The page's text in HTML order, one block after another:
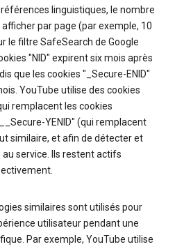
linguistiques, le nombre
par page (par exemple, 10
le filtre SafeSearch de Google
"NID" expirent six mois après
que les cookies "_Secure-ENID"
YouTube utilise des cookies
remplacent les cookies
YENID" (qui remplacent
similaire, et afin de détecter et
service. Ils restent actifs
similaires sont utilisés pour
utilisateur pendant une
Par exemple, YouTube utilise